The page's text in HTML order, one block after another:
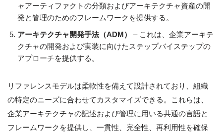
ャアーティファクトの分類およびアーキテクチャ資産の開
発と管理のためのフレームワークを提供する。
アーキテクチャ開発手法（ADM）
– これは、企業アーキテ
クチャの開発および実装に向けたステップバイステップの
アプローチを提供する。
リファレンスモデルは柔軟性を備えて設計されており、組織
の特定のニーズに合わせてカスタマイズできる。これらは、
企業アーキテクチャの記述および管理に用いる共通の言語と
フレームワークを提供し、一貫性、完全性、再利用性を確保